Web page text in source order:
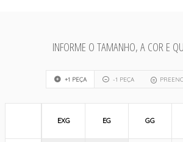
INFORME O TAMANHO, A COR E
+1 PEÇA -1 PEÇA
EXG EG GG